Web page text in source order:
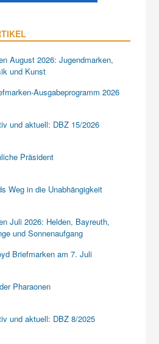
August 2026: Jugendmarken,
und Kunst
Ausgabeprogramm 2026
und aktuell: DBZ 15/2026
Präsident
Weg in die Unabhängigkeit
Juli 2026: Helden, Bayreuth,
und Sonnenaufgang
Briefmarken am 7. Juli
Pharaonen
und aktuell: DBZ 8/2025